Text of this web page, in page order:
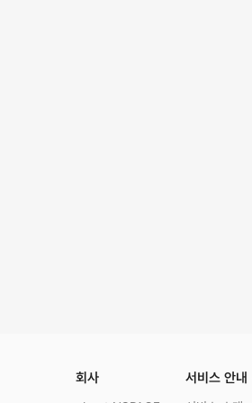
회사 서비스 안내